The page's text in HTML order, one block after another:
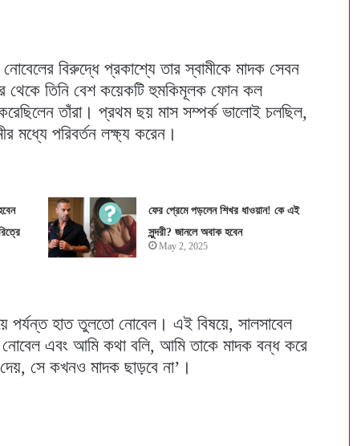
নোবেলের বিরুদ্ধে প্রকাশ্যে তার স্বামীকে মাদক সেবন
থেকে তিনি বেশ কয়েকটি হুমকিমূলক ফোন কল
তাঁরা। প্রথম ছয় মাস সম্পর্ক ভালোই চলছিল,
মধ্যে পরিবর্তন লক্ষ্য করেন।
ফের প্রেমে পড়লেন শিখর ধাওয়ান! কে এই
সুন্দরী? জানলে অবাক হবেন
May 2, 2025
পর্যন্ত হাত তুলতো নোবেল। এই বিষয়ে, সালসাবেল
এবং আমি কথা বলি, আমি তাকে মাদক বন্ধ করে
দেয়, সে কখনও মাদক ছাড়বে না’।